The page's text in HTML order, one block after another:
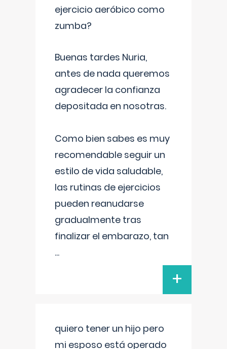
ejercicio aeróbico como
zumba?
Buenas tardes Nuria,
antes de nada queremos
agradecer la confianza
depositada en nosotras.
Como bien sabes es muy
recomendable seguir un
estilo de vida saludable,
las rutinas de ejercicios
pueden reanudarse
gradualmente tras
finalizar el embarazo, tan
...
+
quiero tener un hijo pero
mi esposo está operado